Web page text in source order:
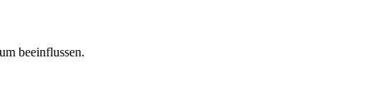
beeinflussen.